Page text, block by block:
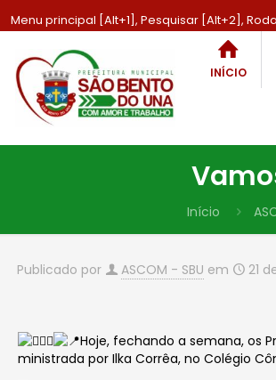
Menu principal [Alt+1], Pesquisar [Alt+2],
INÍCIO
Início
Publicado por ASCOM - SBU em 21
Hoje, fechando a semana, os
ministrada por Ilka Corrêa, no Colégio